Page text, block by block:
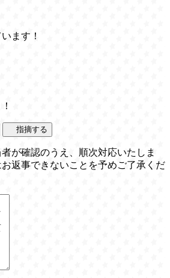
ます！
指摘する
が確認のうえ、順次対応いたしま
返事できないことを予めご了承くだ